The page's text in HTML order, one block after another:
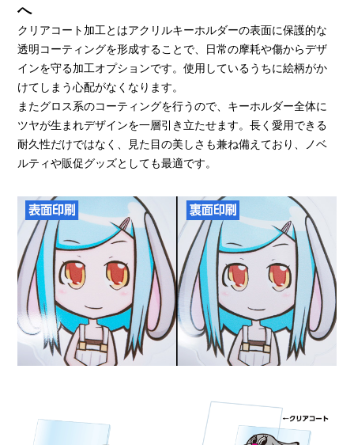
へ
クリアコート加工とはアクリルキーホルダーの表面に保護的な
透明コーティングを形成することで、日常の摩耗や傷からデザ
インを守る加工オプションです。使用しているうちに絵柄がか
けてしまう心配がなくなります。
またグロス系のコーティングを行うので、キーホルダー全体に
ツヤが生まれデザインを一層引き立たせます。長く愛用できる
耐久性だけではなく、見た目の美しさも兼ね備えており、ノベ
ルティや販促グッズとしても最適です。